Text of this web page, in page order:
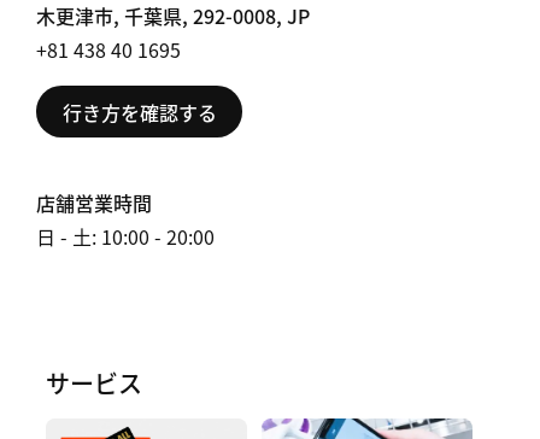
木更津市, 千葉県, 292-0008, JP
+81 438 40 1695
行き方を確認する
店舗営業時間
日 - 土: 10:00 - 20:00
サービス